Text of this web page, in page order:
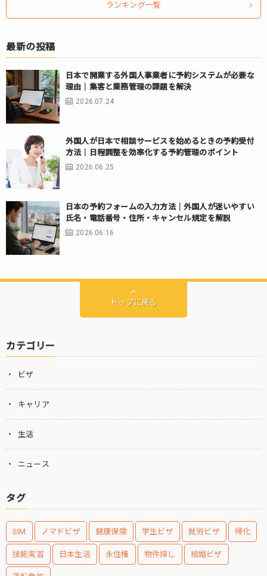
ランキング一覧
最新の投稿
日本で開業する外国人事業者に予約システムが必要な
理由｜集客と業務管理の課題を解決
2026.07.24
外国人が日本で相談サービスを始めるときの予約受付
方法｜日程調整を効率化する予約管理のポイント
2026.06.25
日本の予約フォームの入力方法｜外国人が迷いやすい
氏名・電話番号・住所・キャンセル規定を解説
2026.06.16
トップに戻る
カテゴリー
ビザ
キャリア
生活
ニュース
タグ
SIM ノマドビザ 健康保険 学生ビザ 就労ビザ 帰化
技能実習 日本生活 永住権 物件探し 結婚ビザ